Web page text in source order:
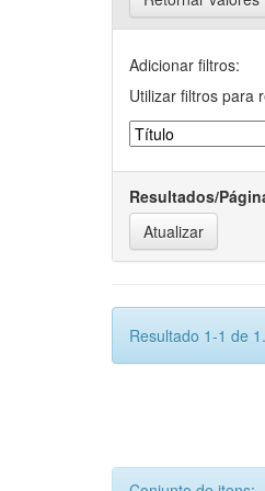
Adicionar filtros:
Utilizar filtros para
Resultados/
Resultado 1-1 de 1.